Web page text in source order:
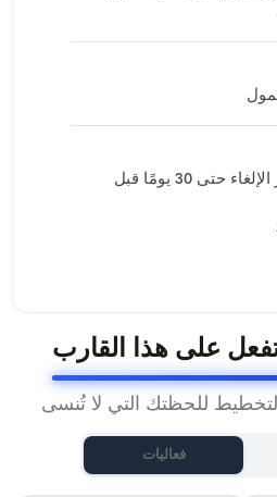
استرداد مع خيار الإلغاء حتى 30 يومًا قبل
على هذا القارب
للحظتك التي لا تُنسى
فعاليات